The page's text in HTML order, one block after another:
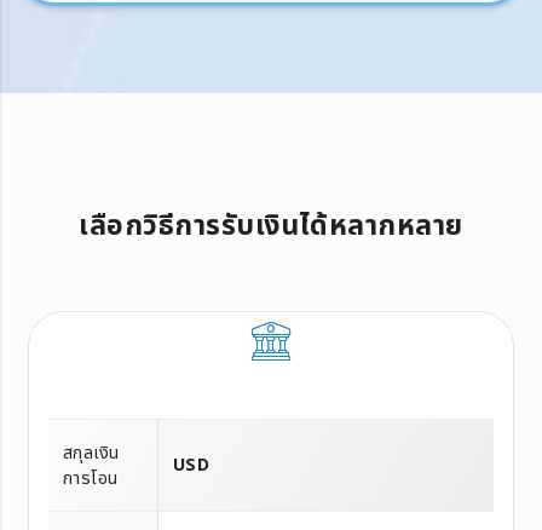
เลือกวิธีการรับเงินได้หลากหลาย
สกุลเงิน
การโอน
USD